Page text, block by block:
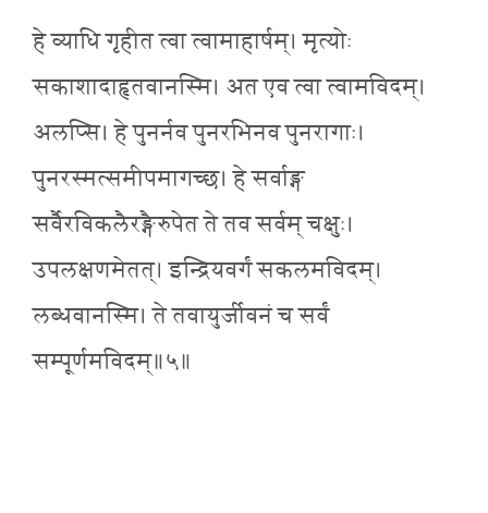
हे व्याधि गृहीत त्वा त्वामाहार्षम्। मृत्योः
सकाशादाहृतवानस्मि। अत एव त्वा त्वामविदम्।
अलप्सि। हे पुनर्नव पुनरभिनव पुनरागाः।
पुनरस्मत्समीपमागच्छ। हे सर्वाङ्ग
सर्वैरविकलैरङ्गैरुपेत ते तव सर्वम् चक्षुः।
उपलक्षणमेतत्। इन्द्रियवर्गं सकलमविदम्।
लब्धवानस्मि। ते तवायुर्जीवनं च सर्वं
सम्पूर्णमविदम्॥५॥